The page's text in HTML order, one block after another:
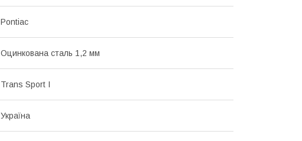
Pontiac
Оцинкована сталь 1,2 мм
Trans Sport I
Україна